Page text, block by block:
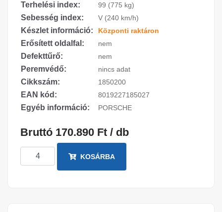
Terhelési index: 99 (775 kg)
Sebesség index: V (240 km/h)
Készlet információ: Központi raktáron
Erősített oldalfal: nem
Defekttűrő: nem
Peremvédő: nincs adat
Cikkszám: 1850200
EAN kód: 8019227185027
Egyéb információ: PORSCHE
Bruttó 170.890 Ft / db
KOSÁRBA